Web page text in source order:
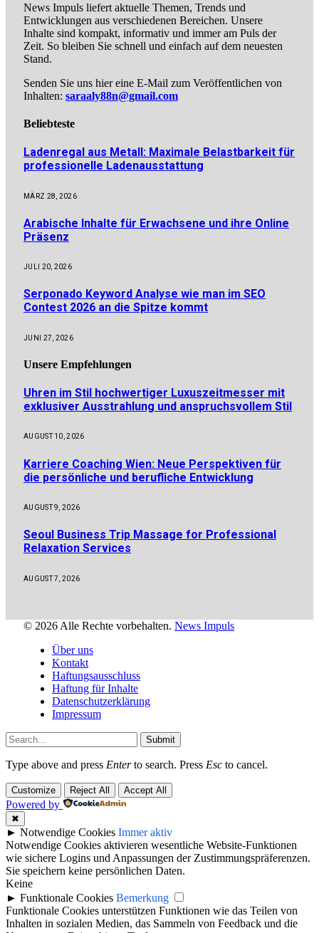
News Impuls liefert aktuelle Themen, Trends und
Entwicklungen aus verschiedenen Bereichen. Unsere
Inhalte sind kompakt, informativ und immer am Puls der
Zeit. So bleiben Sie schnell und einfach auf dem neuesten
Stand.
Senden Sie uns hier eine E-Mail zum Veröffentlichen von
Inhalten: saraaly88n@gmail.com
Beliebteste
Ladenregal aus Metall: Maximale Belastbarkeit für
professionelle Ladenausstattung
MÄRZ 28, 2026
Arabische Inhalte für Erwachsene und ihre Online
Präsenz
JULI 20, 2026
Serponado Keyword Analyse wie man im SEO
Contest 2026 an die Spitze kommt
JUNI 27, 2026
Unsere Empfehlungen
Uhren im Stil hochwertiger Luxuszeitmesser mit
exklusiver Ausstrahlung und anspruchsvollem Stil
AUGUST 10, 2026
Karriere Coaching Wien: Neue Perspektiven für
die persönliche und berufliche Entwicklung
AUGUST 9, 2026
Seoul Business Trip Massage for Professional
Relaxation Services
AUGUST 7, 2026
© 2026 Alle Rechte vorbehalten. News Impuls
Über uns
Kontakt
Haftungsausschluss
Haftung für Inhalte
Datenschutzerklärung
Impressum
Submit
Type above and press Enterto search. Press Esc to cancel.
Customize Reject All Accept All
Powered by
✖
► Notwendige Cookies Immer aktiv
Notwendige Cookies aktivieren wesentliche Website-Funktionen
wie sichere Logins und Anpassungen der Zustimmungspräferenzen.
Sie speichern keine persönlichen Daten.
Keine
► Funktionale Cookies Bemerkung
Funktionale Cookies unterstützen Funktionen wie das Teilen von
Inhalten in sozialen Medien, das Sammeln von Feedback und die